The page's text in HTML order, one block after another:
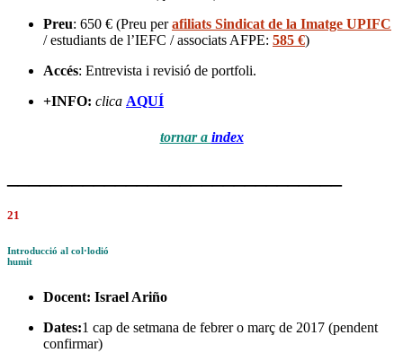
Preu: 650 € (Preu perafiliats Sindicat de la Imatge UPIFC
/ estudiants de l’IEFC / associats AFPE: 585 €)
Accés: Entrevista i revisió de portfoli.
+INFO: clica AQUÍ
tornar a index
21
Introducció al col·lodió
humit
Docent: Israel Ariño
Dates:1 cap de setmana de febrer o març de 2017 (pendent
confirmar)